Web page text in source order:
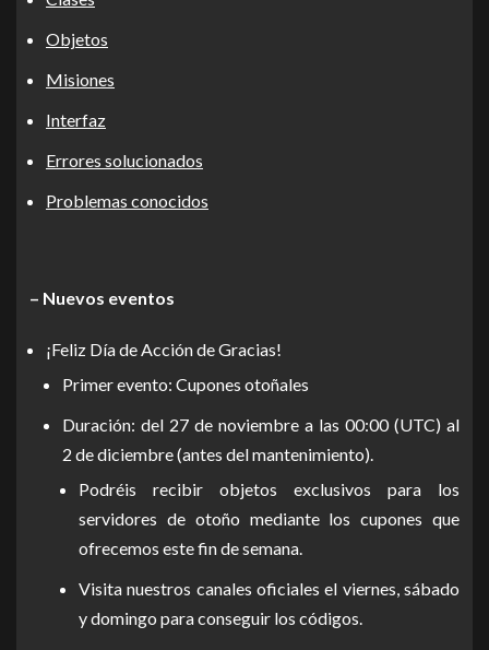
Objetos
Misiones
Interfaz
Errores solucionados
Problemas conocidos
– Nuevos eventos
¡Feliz Día de Acción de Gracias!
Primer evento: Cupones otoñales
Duración: del 27 de noviembre a las 00:00 (UTC) al
2 de diciembre (antes del mantenimiento).
Podréis recibir objetos exclusivos para los
servidores de otoño mediante los cupones que
ofrecemos este fin de semana.
Visita nuestros canales oficiales el viernes, sábado
y domingo para conseguir los códigos.